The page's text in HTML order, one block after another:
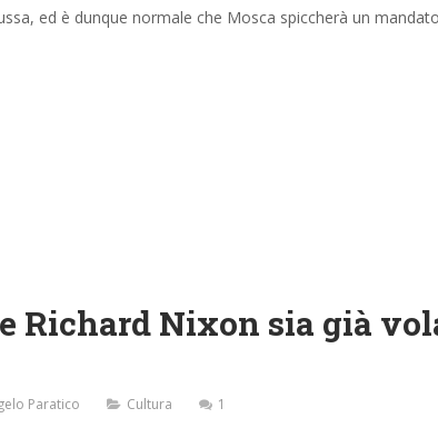
ed è dunque normale che Mosca spiccherà un
Richard Nixon sia già
Paratico Cultura 1